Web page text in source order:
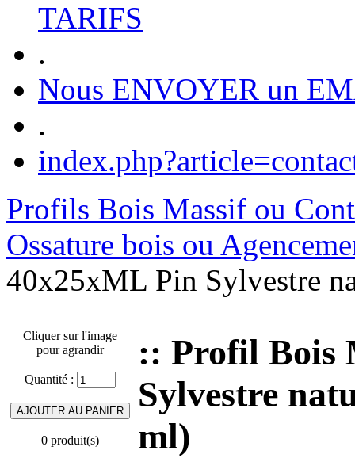
TARIFS
.
Nous ENVOYER un
.
Profils Bois Massif ou
Ossature bois ou
40x25xML Pin Sylvestre
Cliquer sur l'image
pour agrandir
Quantité :
0 produit(s)
:: Profil Bois
Sylvestre
ml)